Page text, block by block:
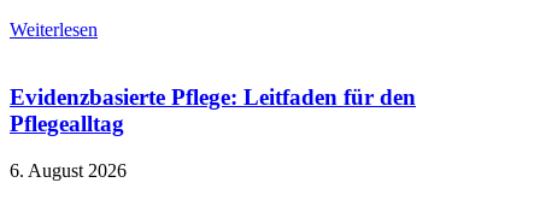
Weiterlesen
Evidenzbasierte Pflege: Leitfaden für den
Pflegealltag
6. August 2026